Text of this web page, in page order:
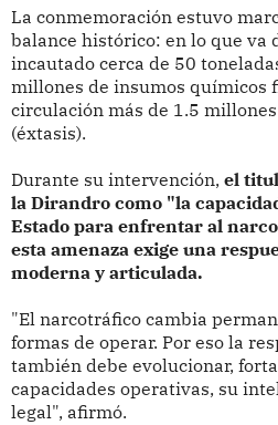
La conmemoración estuvo
balance histórico: en lo que va
incautado cerca de 50
millones de insumos químicos
circulación más de 1.5
(éxtasis).
Durante su intervención, el
la Dirandro como "la
Estado para enfrentar al
esta amenaza exige una
moderna y articulada.
"El narcotráfico cambia
formas de operar. Por eso la
también debe evolucionar,
capacidades operativas, su
legal", afirmó.